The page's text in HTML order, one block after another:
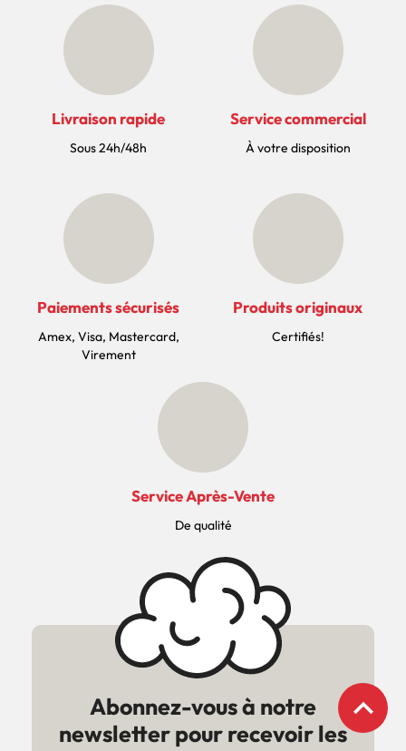
Livraison rapide
Sous 24h/48h
Service commercial
À votre disposition
Paiements sécurisés
Amex, Visa, Mastercard,
Virement
Produits originaux
Certifiés!
Service Après-Vente
De qualité
Abonnez-vous à notre
newsletter pour recevoir les
expand_less